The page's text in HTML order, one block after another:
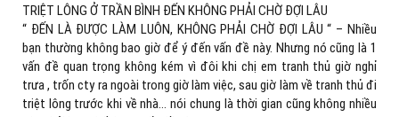
TRIỆT LÔNG Ở TRẦN BÌNH ĐẾN KHÔNG PHẢI CHỜ ĐỢI LÂU
“ ĐẾN LÀ ĐƯỢC LÀM LUÔN, KHÔNG PHẢI CHỜ ĐỢI LÂU “ – Nhiều
bạn thường không bao giờ để ý đến vấn đề này. Nhưng nó cũng là 1
vấn đề quan trọng không kém vì đôi khi chị em tranh thủ giờ nghỉ
trưa , trốn cty ra ngoài trong giờ làm việc, sau giờ làm về tranh thủ đi
triệt lông trước khi về nhà… nói chung là thời gian cũng không nhiều